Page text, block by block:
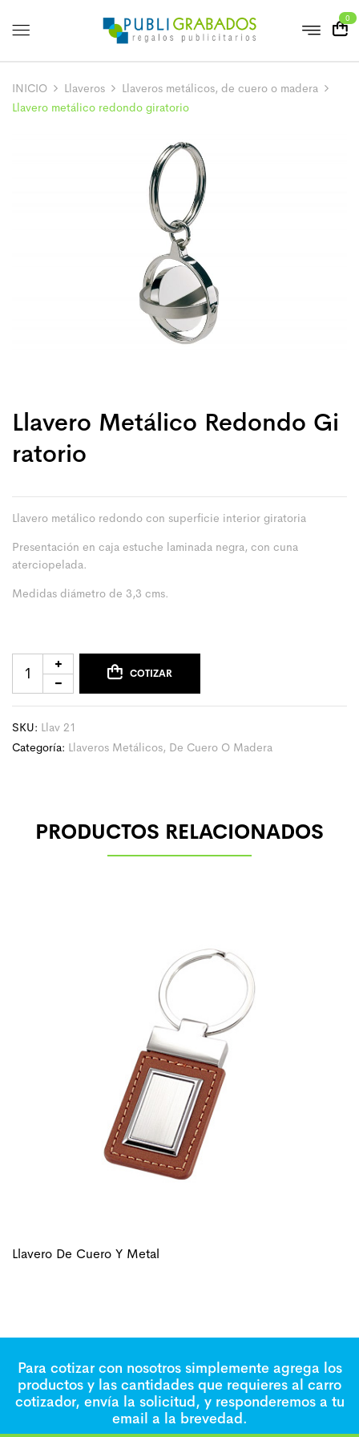
0
INICIO Llaveros
Llaveros metálicos, de cuero o madera
Llavero metálico redondo giratorio
Llavero Metálico Redondo Gi
Ratorio
Llavero metálico redondo con superficie interior giratoria
Presentación en caja estuche laminada negra, con cuna
aterciopelada.
Medidas diámetro de 3,3 cms.
COTIZAR
SKU: Llav 21
Categoría: Llaveros Metálicos, De Cuero O Madera
PRODUCTOS RELACIONADOS
Llavero De Cuero Y Metal
Para cotizar con nosotros simplemente agrega los
productos y las cantidades que requieres al carro
cotizador, envía la solicitud, y responderemos a tu
email a la brevedad.